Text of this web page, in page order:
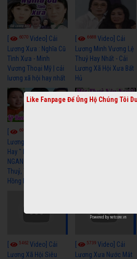
6070 Video] Cải
Lương Xưa : Nghĩa Cũ
Tình Xưa - Minh
Vương Thoại Mỹ | cải
lương xã hội hay nhất
6688Video] Cải
Lương Minh Vương Lệ
Thuỷ Hay Nhất - Cải
Lương Xã Hội Xưa Bất
Hủ
6976
Lương Xã Hội Siêu
Hay " LỠ BƯỚC SANG
NGANG " Cải Lương Lệ
Thuỷ, Thanh Tuấn,
Hồng Nga
5462 Video] Cải
Lương Xã Hội Siêu
5739Video] Cải
Lương Xưa Nước Mắt
Like Fanpage Để Ủng Hộ Chúng Tôi
Powered by netcore.vn